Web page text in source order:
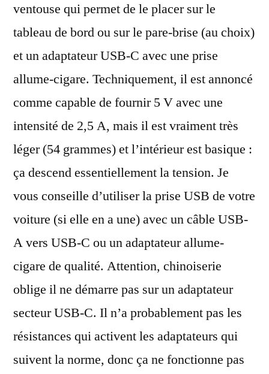
ventouse qui permet de le placer sur le
tableau de bord ou sur le pare-brise (au choix)
et un adaptateur USB-C avec une prise
allume-cigare. Techniquement, il est annoncé
comme capable de fournir 5 V avec une
intensité de 2,5 A, mais il est vraiment très
léger (54 grammes) et l’intérieur est basique :
ça descend essentiellement la tension. Je
vous conseille d’utiliser la prise USB de votre
voiture (si elle en a une) avec un câble USB-
A vers USB-C ou un adaptateur allume-
cigare de qualité. Attention, chinoiserie
oblige il ne démarre pas sur un adaptateur
secteur USB-C. Il n’a probablement pas les
résistances qui activent les adaptateurs qui
suivent la norme, donc ça ne fonctionne pas